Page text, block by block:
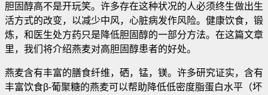
胆固醇高不是开玩笑。许多存在这种状况的人必须终生做出生
活方式的改变，以减少中风，心脏病发作风险。健康饮食，锻
炼，和医生处方药只是降低胆固醇的一部分方法。在这篇文章
里，我们将介绍燕麦对高胆固醇患者的好处。
燕麦含有丰富的膳食纤维，硒，锰，镁。许多研究证实，含有
丰富饮食β-葡聚糖的燕麦可以帮助降低低密度脂蛋白水平（坏